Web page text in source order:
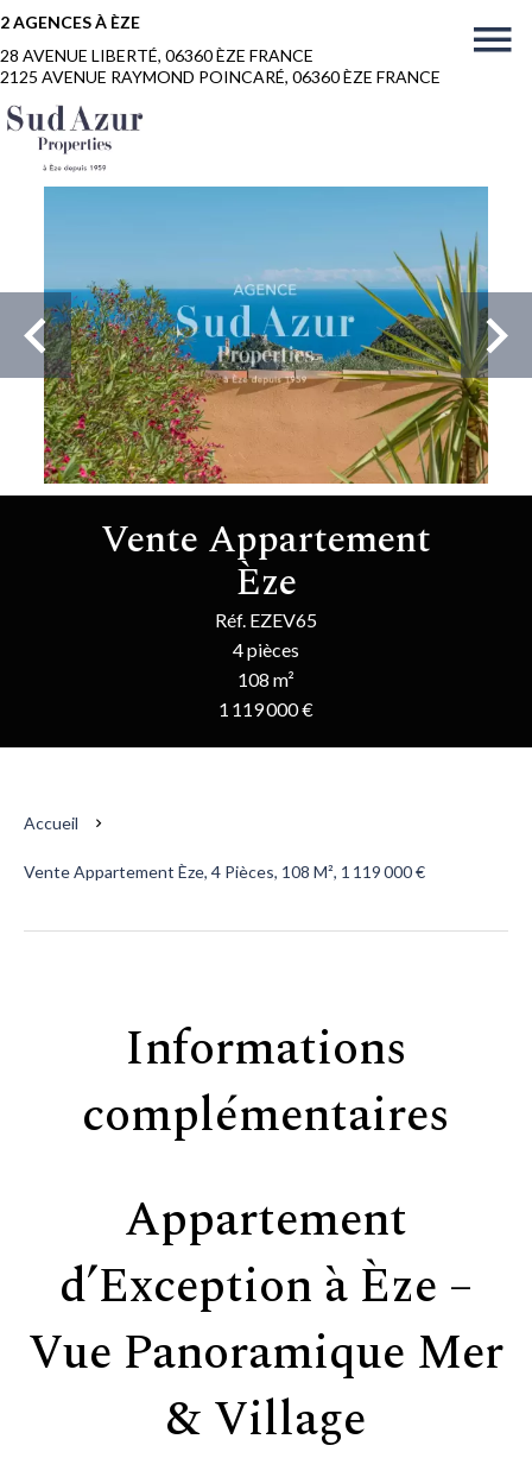
2 AGENCES À ÈZE
28 AVENUE LIBERTÉ, 06360 ÈZE FRANCE
2125 AVENUE RAYMOND POINCARÉ, 06360 ÈZE FRANCE
Vente Appartement
Èze
Réf. EZEV65
4 pièces
108 m²
1 119 000 €
Accueil
Vente Appartement Èze, 4 Pièces, 108 M², 1 119 000 €
Informations
complémentaires
Appartement
d’Exception à Èze –
Vue Panoramique Mer
& Village